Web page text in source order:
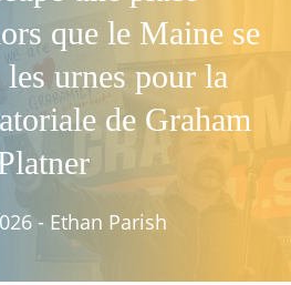
que le Maine se
urnes pour la
de Graham
- Ethan Parish